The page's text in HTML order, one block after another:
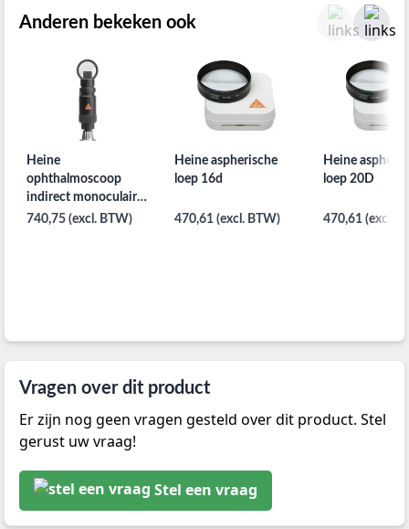
Anderen bekeken ook
Heine
ophthalmoscoop
indirect monoculair
met 3D zwenklens
740,75 (excl. BTW)
Heine aspherische
loep 16d
470,61 (excl. BTW)
Heine
loep 20D
470,61 (excl.
Vragen over dit product
Er zijn nog geen vragen gesteld over dit product. Stel
gerust uw vraag!
Stel een vraag